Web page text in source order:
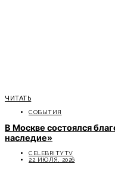
ЧИТАТЬ
СОБЫТИЯ
В Москве состоялся
наследие»
CELEBRITYTV
22 ИЮЛЯ, 2026